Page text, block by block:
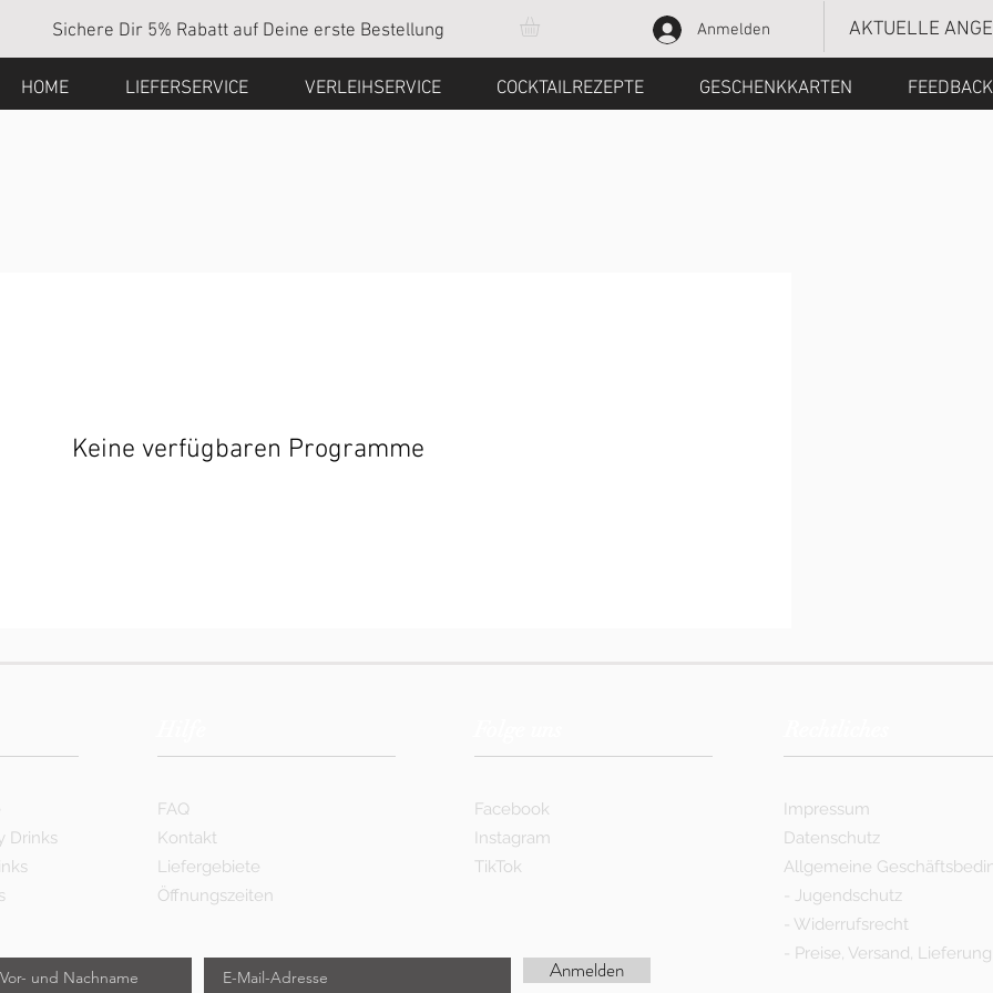
Sichere Dir 5% Rabatt auf Deine erste Bestellung Anmelden AKTUELLE
HOME LIEFERSERVICE VERLEIHSERVICE COCKTAILREZEPTE GESCHENKKARTEN FEEDBACK
Keine verfügbaren Programme
Drinks
FAQ
Kontakt
Liefergebiete
Öffnungszeiten
Facebook
Instagram
TikTok
Impressum
Datenschutz
Allgemeine
Jugendschutz
Widerrufsrecht
Preise, Versand, Lieferung
Anmelden